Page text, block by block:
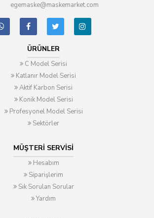
egemaske@maskemarket.com
ÜRÜNLER
C Model Serisi
Katlanır Model Serisi
Aktif Karbon Serisi
Konik Model Serisi
Profesyonel Model Serisi
Sektörler
MÜŞTERI SERVISI
Hesabım
Siparişlerim
Sık Sorulan Sorular
Yardım